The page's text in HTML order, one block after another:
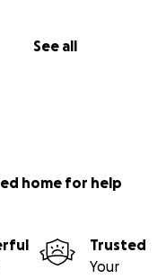
See all
home for help
Trusted
Your